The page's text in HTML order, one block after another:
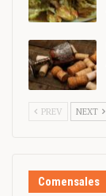
PREV NEXT
Comensales